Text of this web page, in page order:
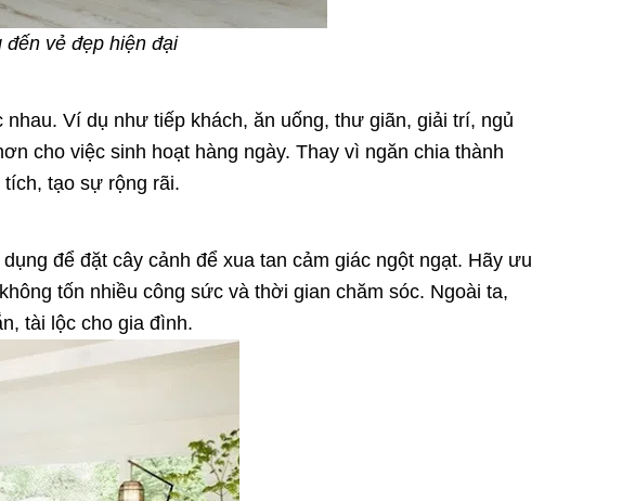
vẻ đẹp hiện đại
Ví dụ như tiếp khách, ăn uống, thư giãn, giải trí, ngủ
cho việc sinh hoạt hàng ngày. Thay vì ngăn chia thành
tạo sự rộng rãi.
để đặt cây cảnh để xua tan cảm giác ngột ngạt. Hãy ưu
tốn nhiều công sức và thời gian chăm sóc. Ngoài ta,
tài lộc cho gia đình.